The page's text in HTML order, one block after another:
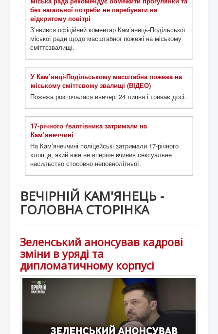
без нагальної потреби не перебувати на
відкритому повітрі
З’явився офіційний коментар Кам’янець-Подільської
міської ради щодо масштабної пожежі на міському
сміттєзвалищі.
У Кам’янці-Подільському масштабна пожежа на
міському сміттєвому звалищі (ВІДЕО)
Пожежа розпочалася ввечері 24 липня і триває досі.
17-річного ґвалтівника затримали на
Кам’янеччині
На Камʼянеччині поліцейські затримали 17-річного
хлопця, який вже не вперше вчинив сексуальне
насильство стосовно неповнолітньої.
ВЕЧІРНІЙ КАМ'ЯНЕЦЬ -
ГОЛОВНА СТОРІНКА
Зеленський анонсував кадрові
зміни в уряді та
дипломатичному корпусі